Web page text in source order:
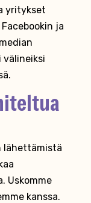
yritykset
ja
välineiksi
lähettämistä
Uskomme
kanssa.